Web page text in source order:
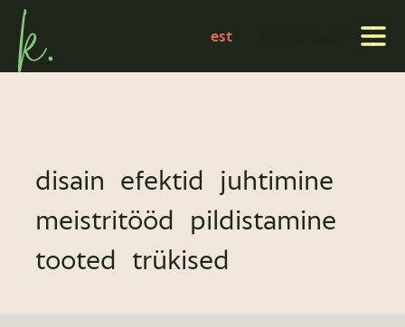
est
projektid
disain efektid
juhtimine
meistritööd
pildistamine
tooted trükised